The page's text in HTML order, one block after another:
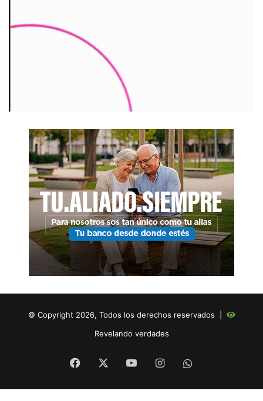
© Copyright 2026, Todos los derechos reservados |
Revelando verdades
Facebook YouTubeInstagram